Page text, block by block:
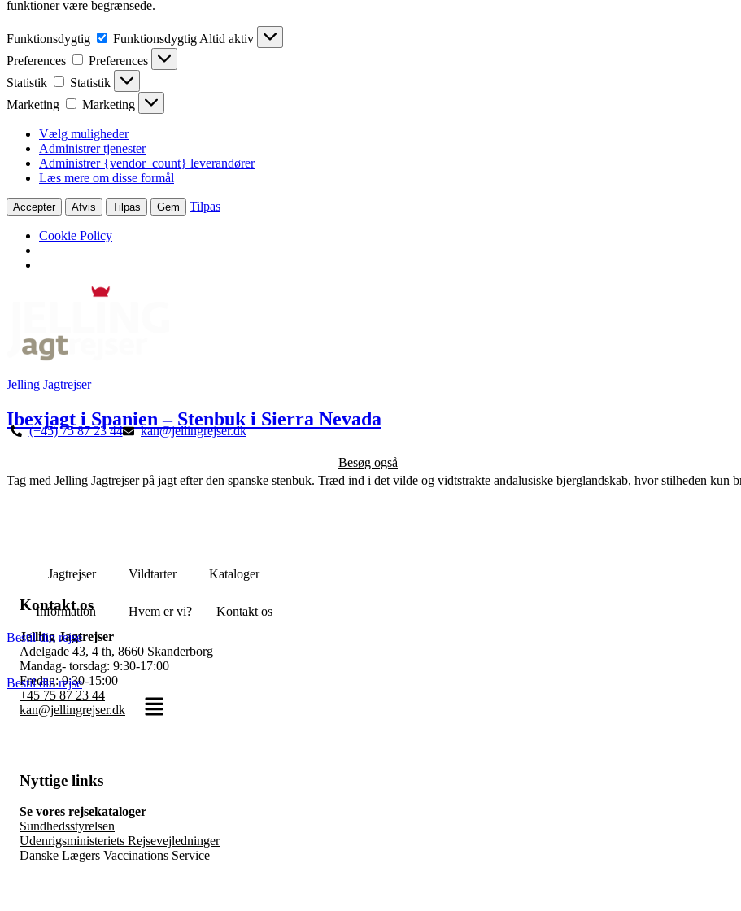
funktioner være begrænsede.
Funktionsdygtig Funktionsdygtig Altid aktiv
Preferences
Preferences
Statistik
Statistik
Marketing
Marketing
Vælg muligheder
Administrer tjenester
Administrer {vendor_count} leverandører
Læs mere om disse formål
Accepter Afvis Tilpas Gem Tilpas
Cookie Policy
Jelling Jagtrejser
(+45) 75 87 23 44 kan@jellingrejser.dk
Besøg også
Jagtrejser Vildtarter Kataloger
Information Hvem er vi?
Kontakt os
Bestil din rejse
Bestil din rejse
Ibexjagt i Spanien – Stenbuk i Sierra Nevada
Tag med Jelling Jagtrejser på jagt efter den spanske stenbuk. Træd ind i det vilde og vidtstrakte andalusiske bjerglandskab, hvor stilheden kun
Kontakt os
Jelling Jagtrejser
Adelgade 43, 4 th, 8660 Skanderborg
Mandag- torsdag: 9:30-17:00
Fredag: 9:30-15:00
+45 75 87 23 44
kan@jellingrejser.dk
Nyttige links
Se vores rejsekataloger
Sundhedsstyrelsen
Udenrigsministeriets Rejsevejledninger
Danske Lægers Vaccinations Service